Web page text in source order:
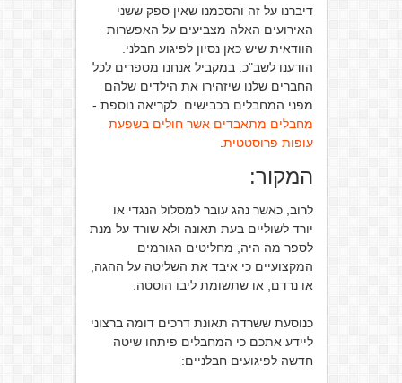
דיברנו על זה והסכמנו שאין ספק ששני
האירועים האלה מצביעים על האפשרות
הוודאית שיש כאן נסיון לפיגוע חבלני.
הודענו לשב"כ. במקביל אנחנו מספרים לכל
החברים שלנו שיזהירו את הילדים שלהם
מפני המחבלים בכבישים. לקריאה נוספת -
מחבלים מתאבדים אשר חולים בשפעת
עופות פרוסטטית
המקור:
לרוב, כאשר נהג עובר למסלול הנגדי או
יורד לשוליים בעת תאונה ולא שורד על מנת
לספר מה היה, מחליטים הגורמים
המקצועיים כי איבד את השליטה על ההגה,
או נרדם, או שתשומת ליבו הוסטה.
כנוסעת ששרדה תאונת דרכים דומה ברצוני
ליידע אתכם כי המחבלים פיתחו שיטה
חדשה לפיגועים חבלניים: